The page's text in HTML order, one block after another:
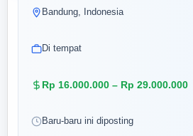
Bandung, Indonesia
Di tempat
Rp 16.000.000 – Rp 29.000.000
Baru-baru ini diposting